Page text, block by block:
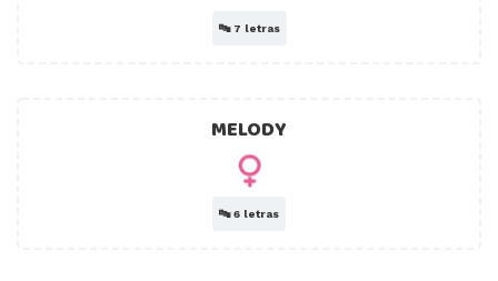
🔤 7 letras
MELODY
🔤6 letras